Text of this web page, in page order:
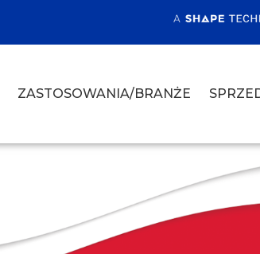
ZASTOSOWANIA/BRANŻE